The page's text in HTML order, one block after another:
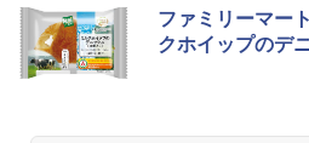
ファミリーマー
クホイップのデ